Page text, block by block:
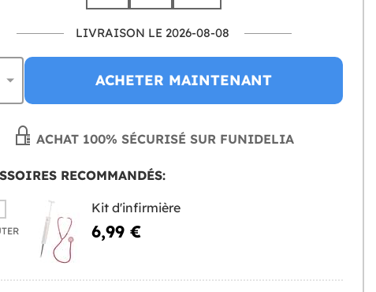
LIVRAISON LE 2026-08-08
ACHETER MAINTENANT
ACHAT 100% SÉCURISÉ SUR FUNIDELIA
RECOMMANDÉS:
Kit d'infirmière
6,99 €